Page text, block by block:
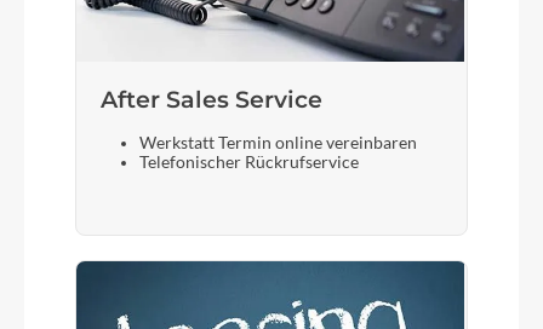
After Sales Service
Werkstatt Termin online vereinbaren
Telefonischer Rückrufservice